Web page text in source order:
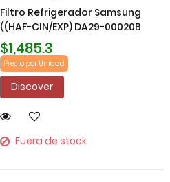
Filtro Refrigerador Samsung
((HAF-CIN/EXP) DA29-00020B
$1,485.3
Precio por Unidad
Discover
Fuera de stock